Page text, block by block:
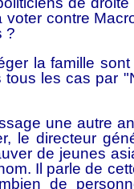
contre
?
la famille
les cas par
une autre
le directeur
de jeunes
Il parle de
de